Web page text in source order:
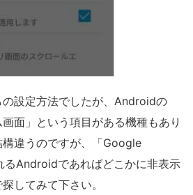
設定方法でしたが、Androidの
画面」という項目がある機種もあり
構違うのですが、「Google
Androidであればどこかに非表示
してみて下さい。